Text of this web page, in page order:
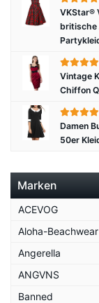
VKStar®
britische
Vintage
Chiffon
Damen
50er
Marken
ACEVOG
Aloha-Beachwear
Angerella
ANGVNS
Banned